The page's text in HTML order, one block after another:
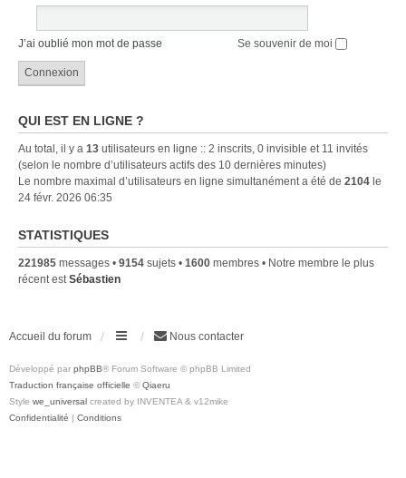
J’ai oublié mon mot de passe Se souvenir de moi
QUI EST EN LIGNE ?
Au total, il y a 13 utilisateurs en ligne :: 2 inscrits, 0 invisible et 11 invités
(selon le nombre d’utilisateurs actifs des 10 dernières minutes)
Le nombre maximal d’utilisateurs en ligne simultanément a été de 2104 le
24 févr. 2026 06:35
STATISTIQUES
221985 messages • 9154 sujets • 1600 membres • Notre membre le plus
récent estSébastien
Accueil du forum Nous contacter
Développé par phpBB® Forum Software © phpBB Limited
Traduction française officielle © Qiaeru
Style we_universal created by INVENTEA & v12mike
Confidentialité | Conditions